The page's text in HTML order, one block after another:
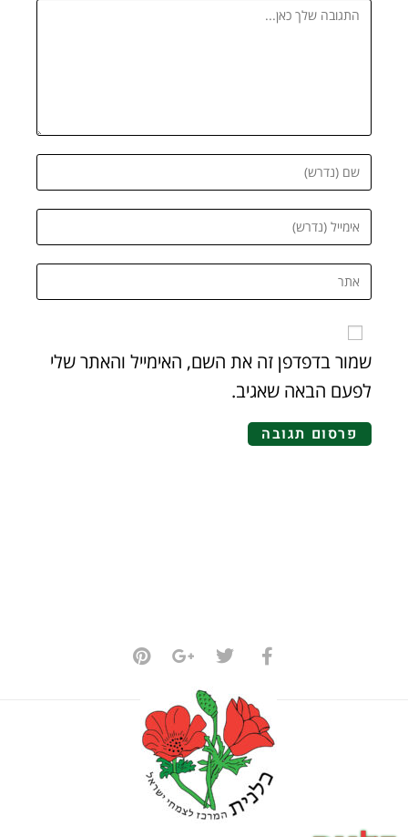
שמור בדפדפן זה את השם, האימייל והאתר שלי
לפעם הבאה שאגיב.